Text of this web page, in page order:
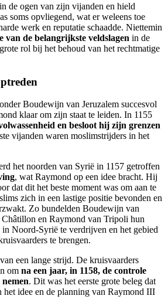
de ogen van zijn vijanden en hield
soms opvliegend, wat er weleens toe
werk en reputatie schaadde. Niettemin
van de belangrijkste veldslagen in de
rol bij het behoud van het rechtmatige
Boudewijn van Jeruzalem succesvol
klaar om zijn staat te leiden. In 1155
en besloot hij zijn grenzen
vijanden waren moslimstrijders in het
het noorden van Syrië in 1157 getroffen
, wat Raymond op een idee bracht. Hij
dat dit het beste moment was om aan te
zich in een lastige positie bevonden en
Zo bundelden Boudewijn van
en Raymond van Tripoli hun
Noord-Syrië te verdrijven en het gebied
te brengen.
een lange strijd. De kruisvaarders
om na een jaar, in 1158, de controle
. Dit was het eerste grote beleg dat
het idee en de planning van Raymond III